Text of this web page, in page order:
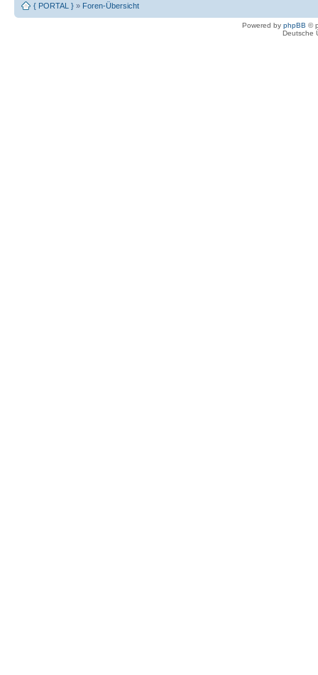
{ PORTAL } » Foren-Übersicht
Powered by phpBB ©
Deutsche